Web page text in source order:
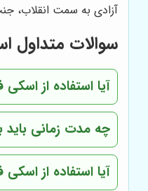
آزادی به سمت انقلاب، جنب مترو شادمان، نبش کوچه زمانی، پلاک 6،
سوالات متداول
آیا استفاده از
چه مدت زمانی
آیا استفاده از